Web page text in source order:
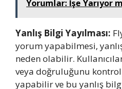
Yorumlar: İşe Yarıyor
Yanlış Bilgi Yayılması:
yorum yapabilmesi,
neden olabilir.
veya doğruluğunu
yapabilir ve bu yanlış